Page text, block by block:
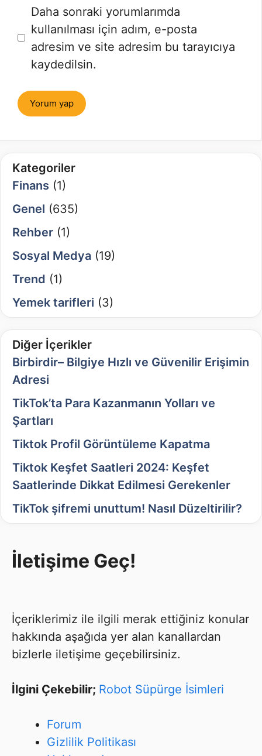
İnternet
sitesi
Daha sonraki yorumlarımda
kullanılması için adım, e-posta
adresim ve site adresim bu tarayıcıya
kaydedilsin.
Kategoriler
Finans (1)
Genel (635)
Rehber (1)
Sosyal Medya (19)
Trend (1)
Yemek tarifleri (3)
Diğer İçerikler
Birbirdir– Bilgiye Hızlı ve Güvenilir Erişimin
Adresi
TikTok’ta Para Kazanmanın Yolları ve
Şartları
Tiktok Profil Görüntüleme Kapatma
Tiktok Keşfet Saatleri 2024: Keşfet
Saatlerinde Dikkat Edilmesi Gerekenler
TikTok şifremi unuttum! Nasıl Düzeltirilir?
İletişime Geç!
İçeriklerimiz ile ilgili merak ettiğiniz konular
hakkında aşağıda yer alan kanallardan
bizlerle iletişime geçebilirsiniz.
İlgini Çekebilir; Robot Süpürge İsimleri
Forum
Gizlilik Politikası